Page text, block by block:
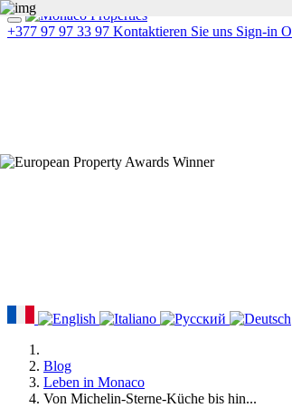
+377 97 97 33 97 Kontaktieren Sie uns Sign-in
Blog
Leben in Monaco
Von Michelin-Sterne-Küche bis hin...